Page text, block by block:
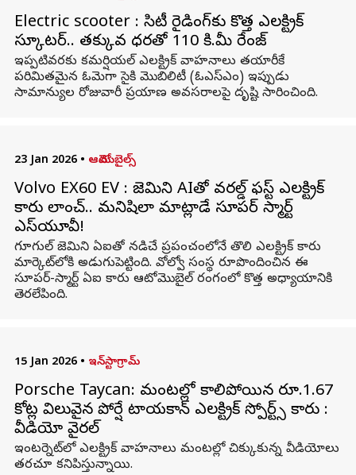
Electric scooter : సిటీ రైడింగ్‌కు కొత్త ఎలక్ట్రిక్
స్కూటర్‌.. తక్కువ ధరతో 110 కి.మీ రేంజ్
ఇప్పటివరకు కమర్షియల్ ఎలక్ట్రిక్ వాహనాలు తయారీకే
పరిమితమైన ఓమెగా సైకి మొబిలిటీ (ఓఎస్‌ఎం) ఇప్పుడు
సామాన్యుల రోజువారీ ప్రయాణ అవసరాలపై దృష్టి సారించింది.
23 Jan 2026 • ఆటోమొబైల్స్
Volvo EX60 EV : జెమిని AIతో వరల్డ్ ఫస్ట్ ఎలక్ట్రిక్
కారు లాంచ్.. మనిషిలా మాట్లాడే సూపర్ స్మార్ట్
ఎస్‌యూవీ!
గూగుల్ జెమిని ఏఐతో నడిచే ప్రపంచంలోనే తొలి ఎలక్ట్రిక్ కారు
మార్కెట్‌లోకి అడుగుపెట్టింది. వోల్వో సంస్థ రూపొందించిన ఈ
సూపర్‌-స్మార్ట్ ఏఐ కారు ఆటోమొబైల్ రంగంలో కొత్త అధ్యాయానికి
తెరలేపింది.
15 Jan 2026 • ఇన్‌స్టాగ్రామ్‌
Porsche Taycan: మంటల్లో కాలిపోయిన రూ.1.67
కోట్ల విలువైన పోర్షే టాయకాన్ ఎలక్ట్రిక్ స్పోర్ట్స్ కారు :
వీడియో వైరల్
ఇంటర్నెట్‌లో ఎలక్ట్రిక్ వాహనాలు మంటల్లో చిక్కుకున్న వీడియోలు
తరచూ కనిపిస్తున్నాయి.